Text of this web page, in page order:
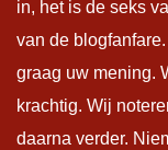
in, het is de seks
van de
graag uw mening.
krachtig. Wij
daarna verder.